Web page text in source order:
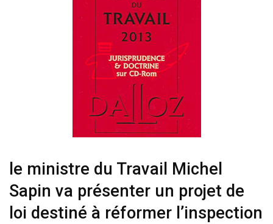
le ministre du Travail Michel
Sapin va présenter un projet de
loi destiné à réformer l’inspection